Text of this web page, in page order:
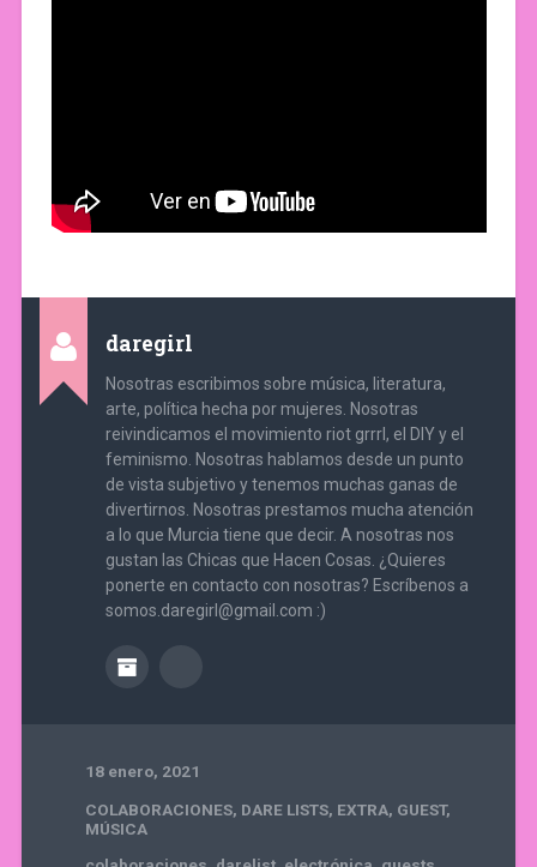
daregirl
Nosotras escribimos sobre música, literatura,
arte, política hecha por mujeres. Nosotras
reivindicamos el movimiento riot grrrl, el DIY y el
feminismo. Nosotras hablamos desde un punto
de vista subjetivo y tenemos muchas ganas de
divertirnos. Nosotras prestamos mucha atención
a lo que Murcia tiene que decir. A nosotras nos
gustan las Chicas que Hacen Cosas. ¿Quieres
ponerte en contacto con nosotras? Escríbenos a
somos.daregirl@gmail.com :)
18 enero, 2021
COLABORACIONES, DARE LISTS, EXTRA, GUEST,
MÚSICA